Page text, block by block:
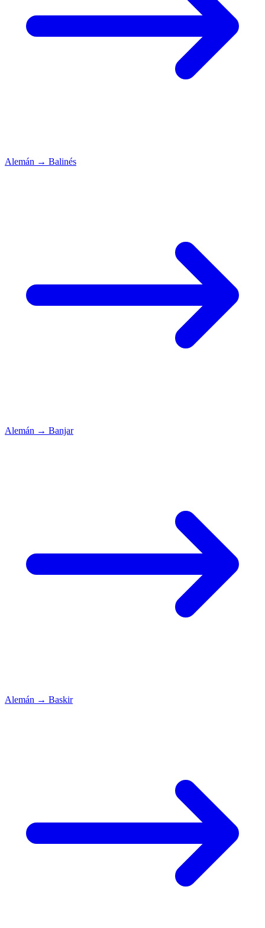
Alemán → Balinés
Alemán → Banjar
Alemán → Baskir